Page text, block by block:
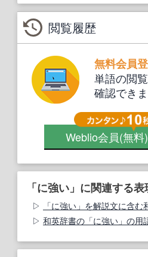
閲覧履歴
無料会員
単語の閲
確認できま
Weblio会員(無料)
「に強い」に関連する
「に強い」を解説文に含
和英辞書の「に強い」の用